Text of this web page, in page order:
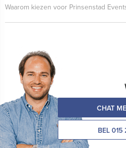
Waarom kiezen voor Prinsenstad
CHAT
BEL